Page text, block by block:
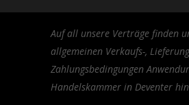
Auf all unsere Verträge finden
allgemeinen Verkaufs-,
Zahlungsbedingungen
Handelskammer in Deventer